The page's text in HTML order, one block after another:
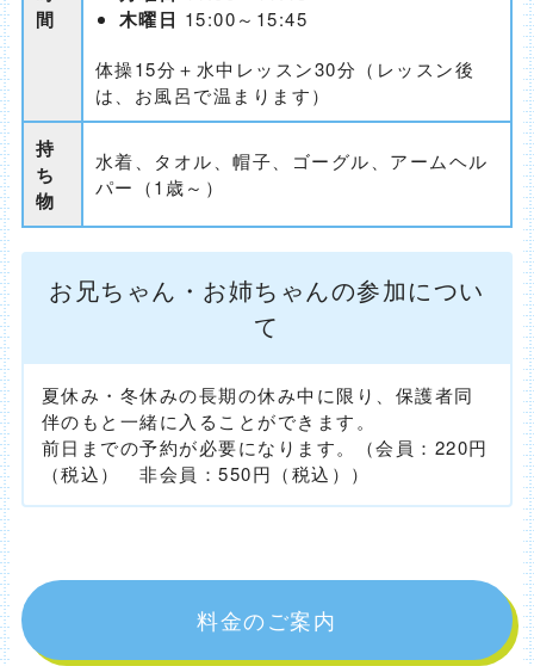
間
木曜日 15:00～15:45
体操15分＋水中レッスン30分（レッスン後
は、お風呂で温まります）
持
ち
物
水着、タオル、帽子、ゴーグル、アームヘル
パー（1歳～）
お兄ちゃん・お姉ちゃんの参加につい
て
夏休み・冬休みの長期の休み中に限り、保護者同
伴のもと一緒に入ることができます。
前日までの予約が必要になります。（会員：220円
（税込） 非会員：550円（税込））
料金のご案内